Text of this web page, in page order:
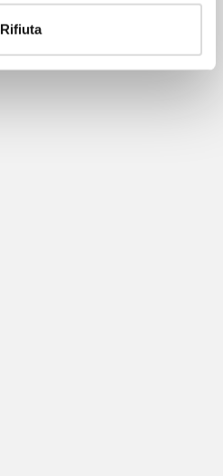
Rifiuta